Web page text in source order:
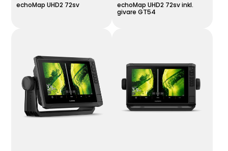
echoMap UHD2 72sv
echoMap UHD2 72sv inkl.
givare GT54